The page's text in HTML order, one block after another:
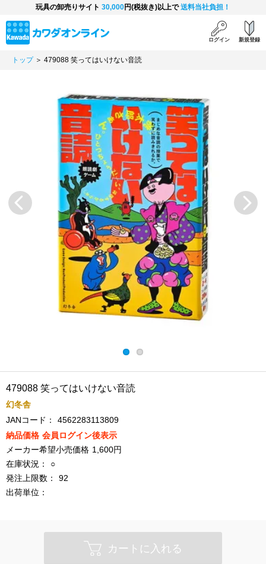
玩具の卸売りサイト 30,000円(税抜き)以上で送料当社負担！
ログイン 新規登録
トップ＞ 479088 笑ってはいけない音読
479088 笑ってはいけない音読
幻冬舎
JANコード：
4562283113809
納品価格 会員ログイン後表示
メーカー希望小売価格 1,600円
在庫状況：
○
発注上限数：
92
出荷単位：
カートに入れる